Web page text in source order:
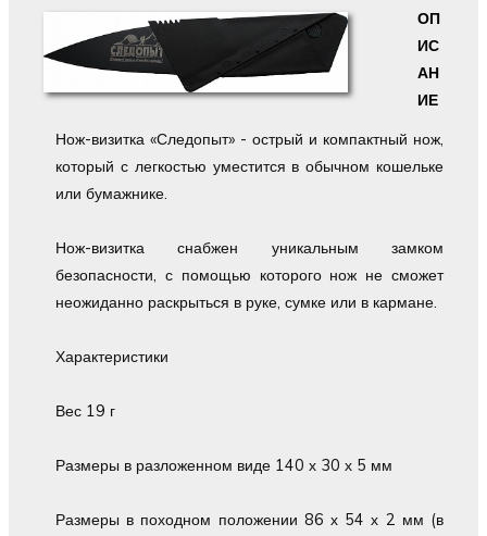
ОП
ИС
АН
ИЕ
Нож-визитка «Следопыт» - острый и компактный нож,
который с легкостью уместится в обычном кошельке
или бумажнике.
Нож-визитка снабжен уникальным замком
безопасности, с помощью которого нож не сможет
неожиданно раскрыться в руке, сумке или в кармане.
Характеристики
Вес 19 г
Размеры в разложенном виде 140 х 30 х 5 мм
Размеры в походном положении 86 х 54 х 2 мм (в